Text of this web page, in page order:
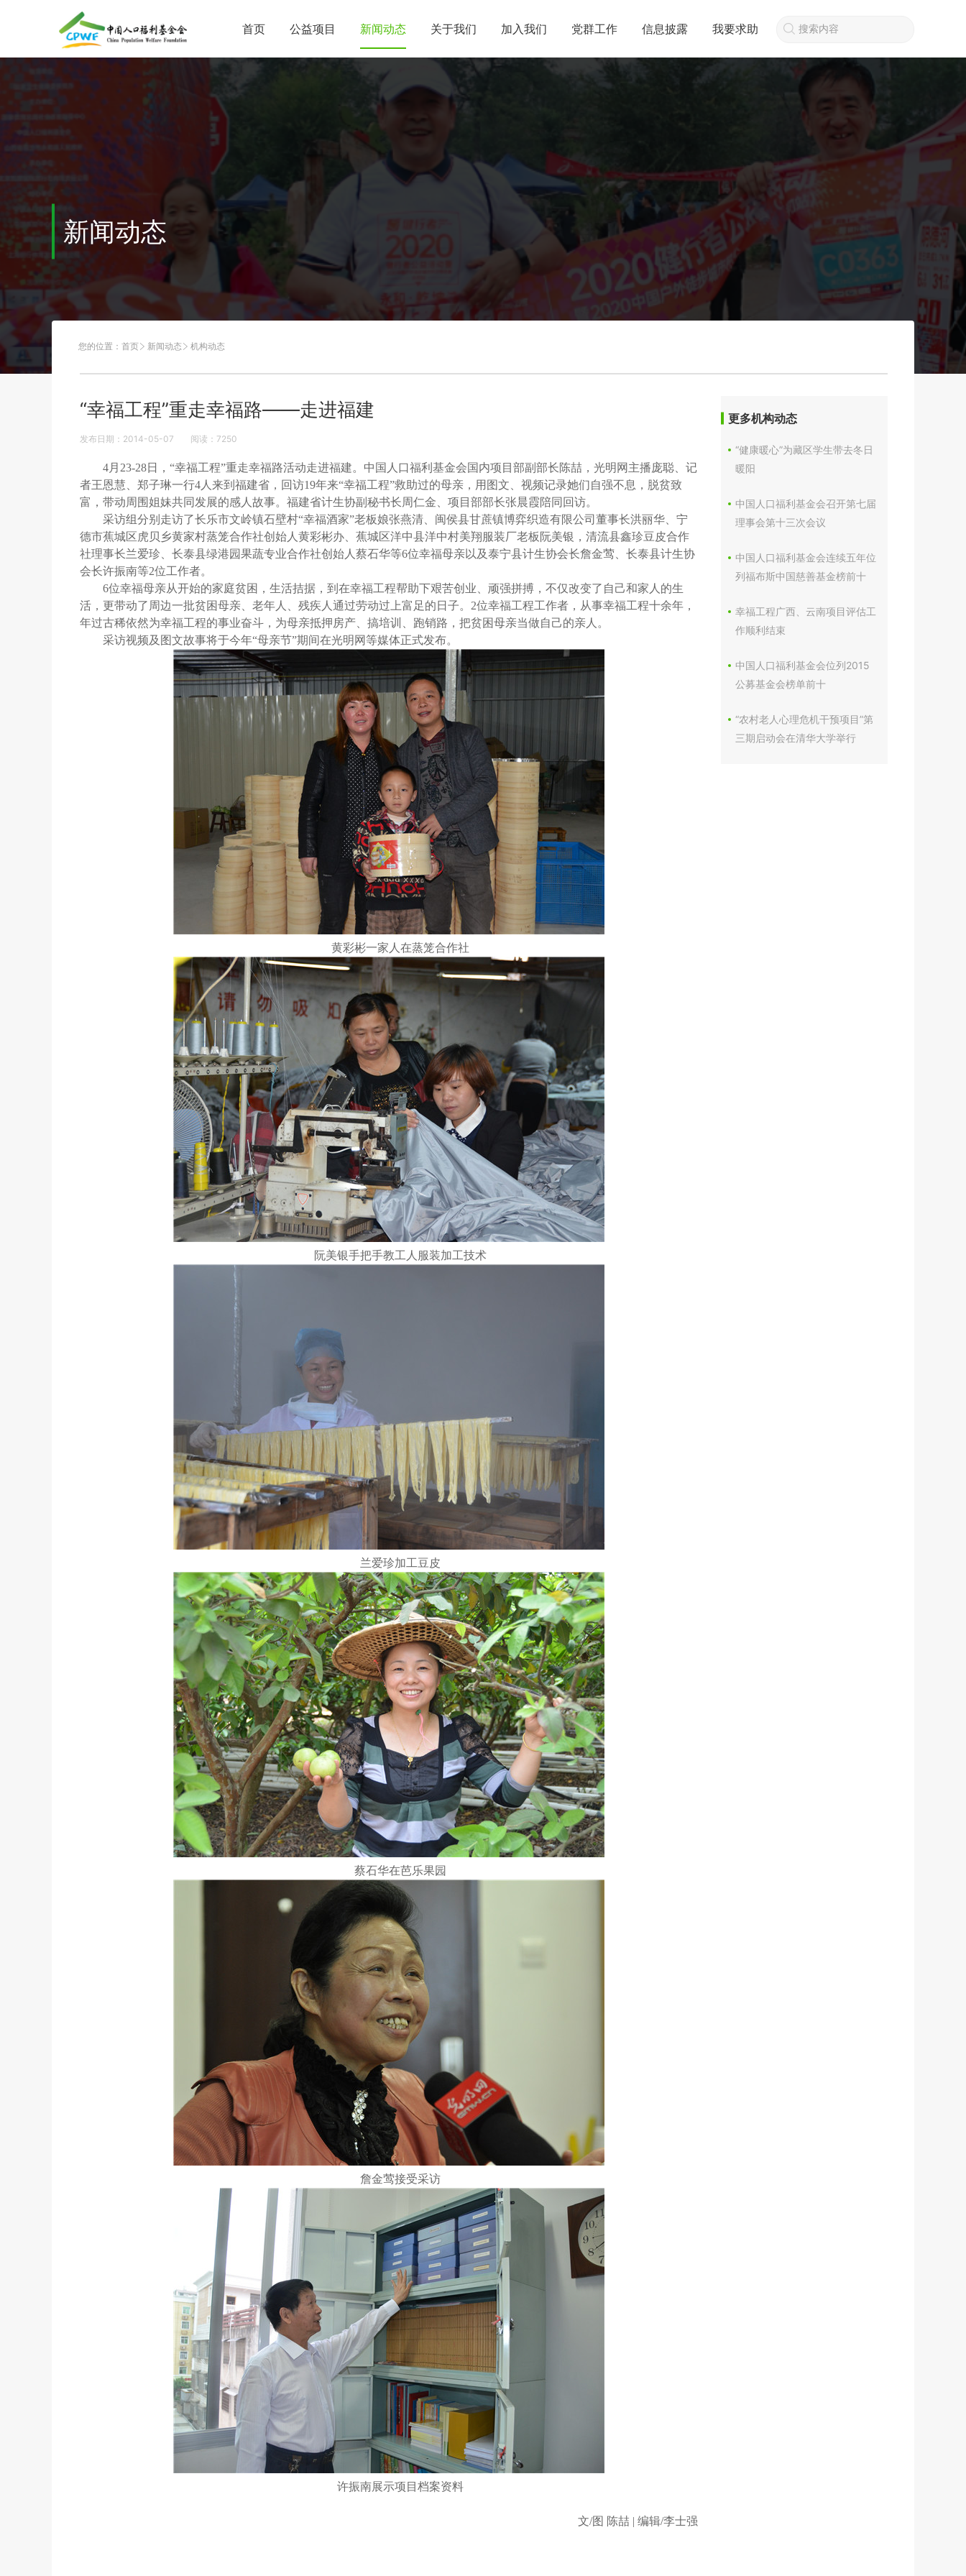
首页 公益项目 新闻动态 关于我们 加入我们 党群工作 信息披露 我要求助
新闻动态
您的位置： 首页 新闻动态 机构动态
“幸福工程”重走幸福路——走进福建
发布日期：2014-05-07 阅读： 7250
4月23-28日，“幸福工程”重走幸福路活动走进福建。中国人口福利基金会国内项目部副部长陈喆，光明网主播庞聪、记
者王恩慧、郑子琳一行4人来到福建省，回访19年来“幸福工程”救助过的母亲，用图文、视频记录她们自强不息，脱贫致
富，带动周围姐妹共同发展的感人故事。福建省计生协副秘书长周仁金、项目部部长张晨霞陪同回访。
采访组分别走访了长乐市文岭镇石壁村“幸福酒家”老板娘张燕清、闽侯县甘蔗镇博弈织造有限公司董事长洪丽华、宁
德市蕉城区虎贝乡黄家村蒸笼合作社创始人黄彩彬办、蕉城区洋中县洋中村美翔服装厂老板阮美银，清流县鑫珍豆皮合作
社理事长兰爱珍、长泰县绿港园果蔬专业合作社创始人蔡石华等6位幸福母亲以及泰宁县计生协会长詹金莺、长泰县计生协
会长许振南等2位工作者。
6位幸福母亲从开始的家庭贫困，生活拮据，到在幸福工程帮助下艰苦创业、顽强拼搏，不仅改变了自己和家人的生
活，更带动了周边一批贫困母亲、老年人、残疾人通过劳动过上富足的日子。2位幸福工程工作者，从事幸福工程十余年，
年过古稀依然为幸福工程的事业奋斗，为母亲抵押房产、搞培训、跑销路，把贫困母亲当做自己的亲人。
采访视频及图文故事将于今年“母亲节”期间在光明网等媒体正式发布。
黄彩彬一家人在蒸笼合作社
阮美银手把手教工人服装加工技术
兰爱珍加工豆皮
蔡石华在芭乐果园
詹金莺接受采访
许振南展示项目档案资料
文/图 陈喆 | 编辑/李士强
更多机构动态
“健康暖心”为藏区学生带去冬日
暖阳
中国人口福利基金会召开第七届
理事会第十三次会议
中国人口福利基金会连续五年位
列福布斯中国慈善基金榜前十
幸福工程广西、云南项目评估工
作顺利结束
中国人口福利基金会位列2015
公募基金会榜单前十
“农村老人心理危机干预项目”第
三期启动会在清华大学举行